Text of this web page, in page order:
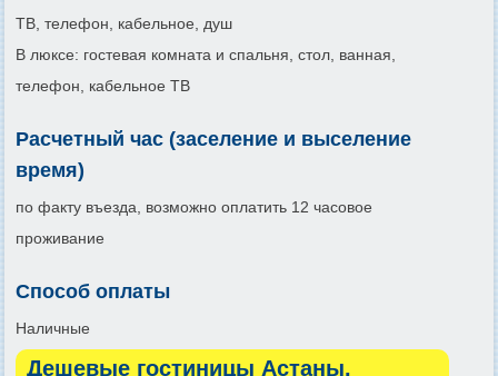
ТВ, телефон, кабельное, душ
В люксе: гостевая комната и спальня, стол, ванная,
телефон, кабельное ТВ
Расчетный час (заселение и выселение
время)
по факту въезда, возможно оплатить 12 часовое
проживание
Способ оплаты
Наличные
Дешевые гостиницы Астаны.